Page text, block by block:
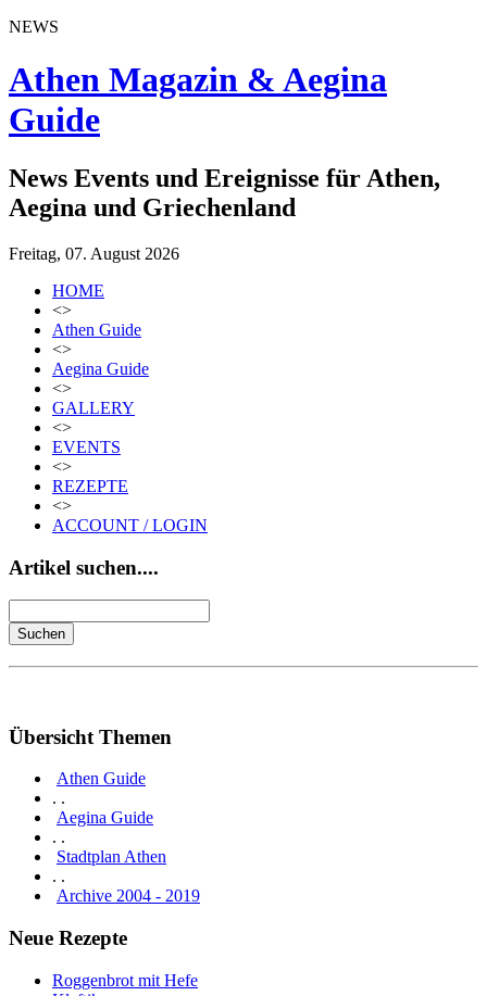
NEWS
Athen Magazin & Aegina
Guide
News Events und Ereignisse für Athen,
Aegina und Griechenland
Freitag, 07. August 2026
HOME
<>
Athen Guide
<>
Aegina Guide
<>
GALLERY
<>
EVENTS
<>
REZEPTE
<>
ACCOUNT / LOGIN
Artikel suchen....
Übersicht Themen
Athen Guide
. .
Aegina Guide
. .
Stadtplan Athen
. .
Archive 2004 - 2019
Neue Rezepte
Roggenbrot mit Hefe